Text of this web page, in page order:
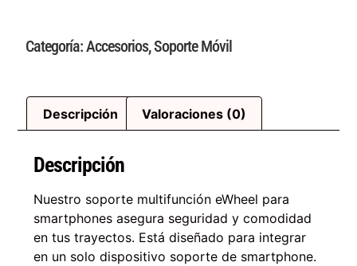
Categoría:Accesorios,Soporte Móvil
Descripción Valoraciones (0)
Descripción
Nuestro soporte multifunción eWheel para
smartphones asegura seguridad y comodidad
en tus trayectos. Está diseñado para integrar
en un solo dispositivo soporte de smartphone.